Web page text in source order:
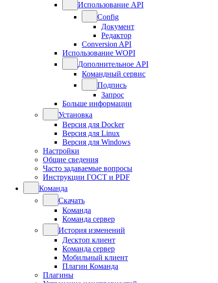
Использование API
Config
Документ
Редактор
Conversion API
Использование WOPI
Дополнительное API
Командный сервис
Подпись
Запрос
Больше информации
Установка
Версия для Docker
Версия для Linux
Версия для Windows
Настройки
Общие сведения
Часто задаваемые вопросы
Инструкции ГОСТ и PDF
Команда
Скачать
Команда
Команда сервер
История изменений
Десктоп клиент
Команда сервер
Мобильный клиент
Плагин Команда
Плагины